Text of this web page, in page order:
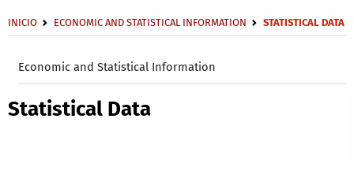
Economic and Statistical Information
Breadcrumb
INICIO ECONOMIC AND STATISTICAL INFORMATION STATISTICAL DATA
Statistical Data